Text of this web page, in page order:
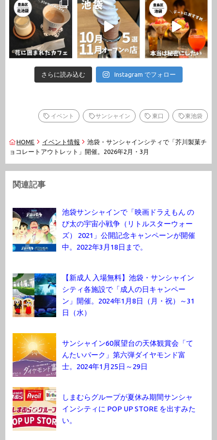
さらに読み込む Instagram でフォロー
イベント サンシャイン 東口 東池袋
HOME イベント情報
池袋・サンシャインシティで「芥川製菓チ
ョコレートアウトレット」開催。2026年2月・3月
関連記事
池袋サンシャインで「映画ドラえもん の
び太の宇宙小戦争（リトルスターウォー
ズ） 2021」公開記念キャンペーンが開催
中。2022年3月18日まで。
【新成人 入場無料】池袋・サンシャイン
シティ各施設で「成人の日キャンペー
ン」開催。2024年1月8日（月・祝）～31
日（水）
サンシャイン60展望台の天体観賞会「て
んたいパーク」第六弾ダイヤモンド富
士。2024年1月25日～29日
しまむらグループが夏休み期間サンシャ
インシティに POP UP STORE を出すみた
い。